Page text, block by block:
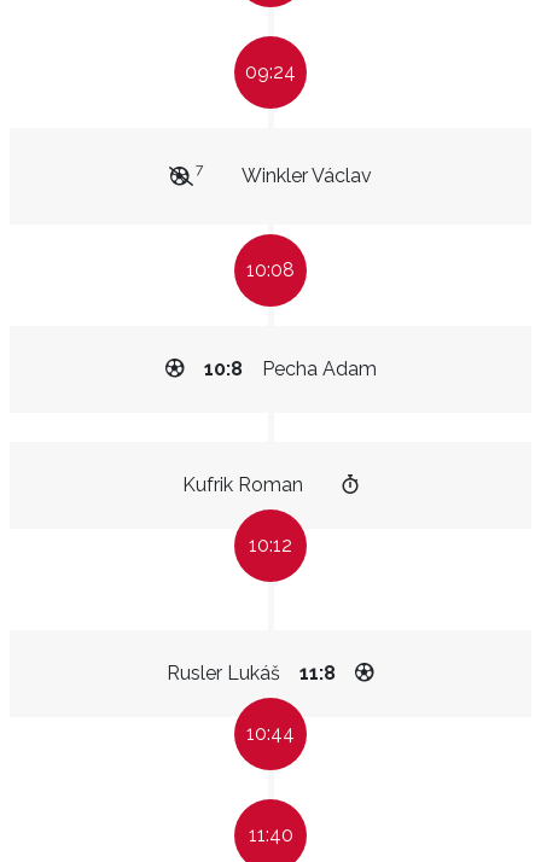
09:24
Winkler Václav
7
10:08
Pecha Adam
10:8
Kufrik Roman
10:12
Rusler Lukáš 11:8
10:44
11:40